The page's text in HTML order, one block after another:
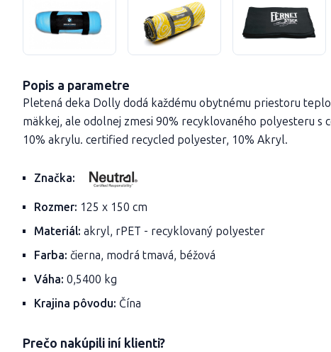
Popis a parametre
Pletená deka Dolly dodá každému obytnému priestoru
mäkkej, ale odolnej zmesi 90% recyklovaného polyesteru s
10% akrylu. certified recycled polyester, 10% Akryl.
Značka:
Rozmer: 125 x 150 cm
Materiál: akryl, rPET - recyklovaný polyester
Farba: čierna, modrá tmavá, béžová
Váha: 0,5400 kg
Krajina pôvodu: Čína
Prečo nakúpili iní klienti?